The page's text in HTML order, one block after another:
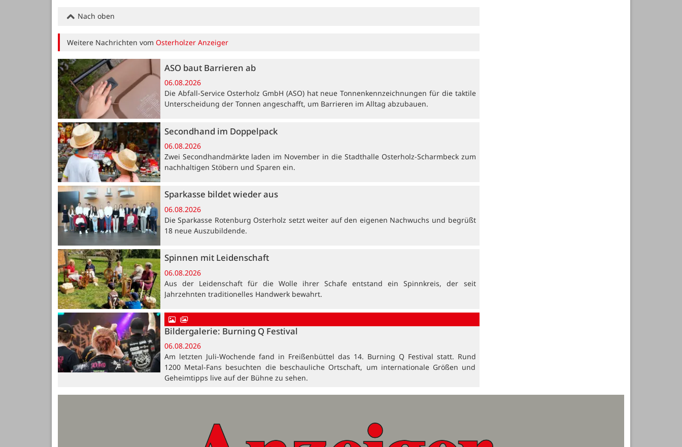
Nach oben
Weitere Nachrichten vomOsterholzer Anzeiger
ASO baut Barrieren ab
06.08.2026
Die Abfall-Service Osterholz GmbH (ASO) hat neue Tonnenkennzeichnungen für die taktile
Unterscheidung der Tonnen angeschafft, um Barrieren im Alltag abzubauen.
Secondhand im Doppelpack
06.08.2026
Zwei Secondhandmärkte laden im November in die Stadthalle Osterholz-Scharmbeck zum
nachhaltigen Stöbern und Sparen ein.
Sparkasse bildet wieder aus
06.08.2026
Die Sparkasse Rotenburg Osterholz setzt weiter auf den eigenen Nachwuchs und begrüßt
18 neue Auszubildende.
Spinnen mit Leidenschaft
06.08.2026
Aus der Leidenschaft für die Wolle ihrer Schafe entstand ein Spinnkreis, der seit
Jahrzehnten traditionelles Handwerk bewahrt.
Bildergalerie: Burning Q Festival
06.08.2026
Am letzten Juli-Wochende fand in Freißenbüttel das 14. Burning Q Festival statt. Rund
1200 Metal-Fans besuchten die beschauliche Ortschaft, um internationale Größen und
Geheimtipps live auf der Bühne zu sehen.